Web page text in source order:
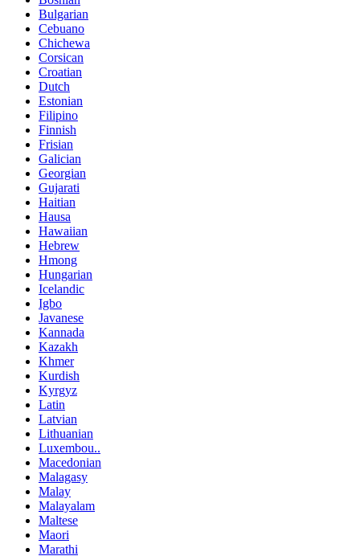
Bulgarian
Cebuano
Chichewa
Corsican
Croatian
Dutch
Estonian
Filipino
Finnish
Frisian
Galician
Georgian
Gujarati
Haitian
Hausa
Hawaiian
Hebrew
Hmong
Hungarian
Icelandic
Igbo
Javanese
Kannada
Kazakh
Khmer
Kurdish
Kyrgyz
Latin
Latvian
Lithuanian
Luxembou..
Macedonian
Malagasy
Malay
Malayalam
Maltese
Maori
Marathi